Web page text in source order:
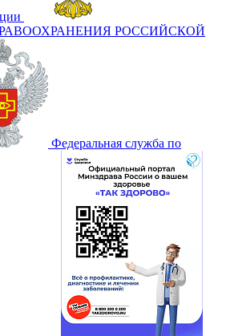
РОССИЙСКОЙ
Федеральная служба по